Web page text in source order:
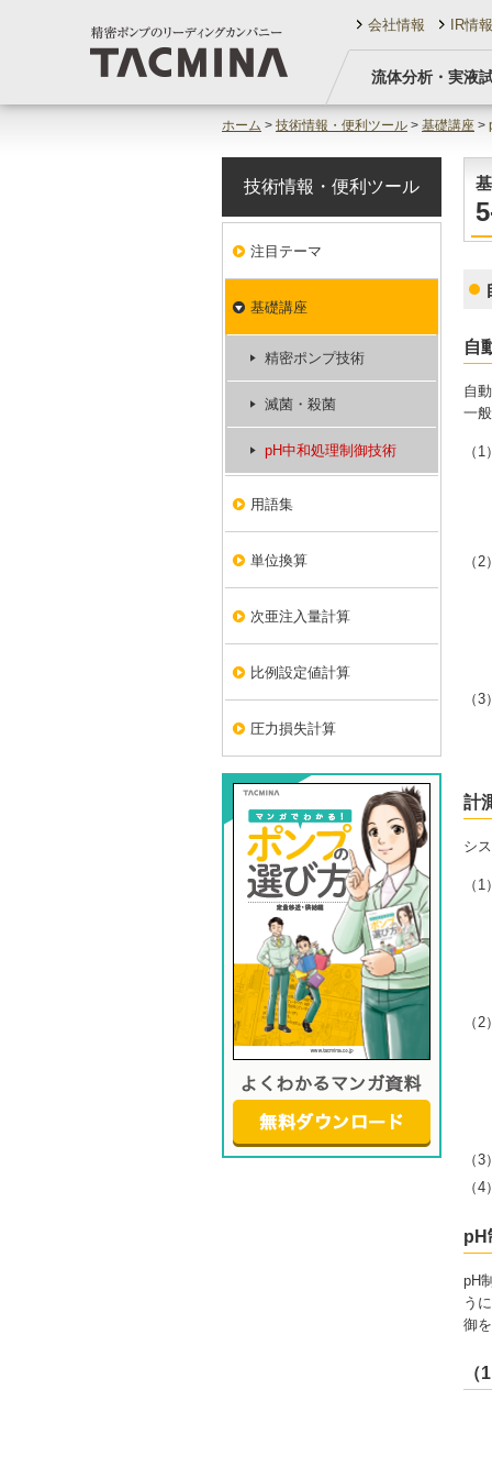
会社情報 IR情報
流体分析・実液
ホーム > 技術情報・便利ツール > 基礎講座 >
自
自
一
（1
（2
（3
計
シ
（1
（2
（3
（4
pH
pH
う
御
（
技術情報・便利ツール
注目テーマ
基礎講座
精密ポンプ技術
滅菌・殺菌
pH中和処理制御技術
用語集
単位換算
次亜注入量計算
比例設定値計算
圧力損失計算